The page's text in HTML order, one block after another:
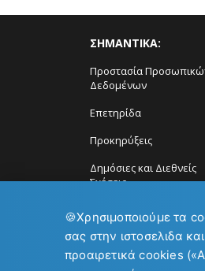
ΣΗΜΑΝΤΙΚΑ:
Προστασία
Δεδομένων
Επετηρίδα
Προκηρύξεις
Δημόσιες και Διεθνείς
Σχέσεις
🍪Χρησιμοποιούμε τα
σας στην ιστοσελιδα
προαιρετικά cookies